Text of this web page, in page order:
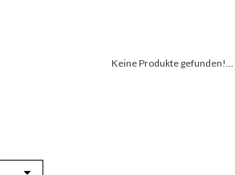
Keine Produkte gefunden!...